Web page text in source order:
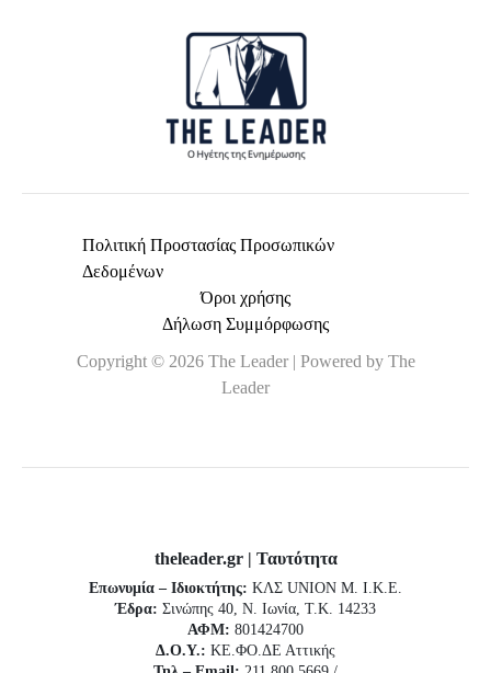
Πολιτική Προστασίας Προσωπικών
Δεδομένων
Όροι χρήσης
Δήλωση Συμμόρφωσης
Copyright © 2026 The Leader | Powered by The
Leader
theleader.gr | Ταυτότητα
Επωνυμία – Ιδιοκτήτης: ΚΛΣ UNION Μ. Ι.Κ.Ε.
Έδρα: Σινώπης 40, Ν. Ιωνία, Τ.Κ. 14233
ΑΦΜ: 801424700
Δ.Ο.Υ.: ΚΕ.ΦΟ.ΔΕ Αττικής